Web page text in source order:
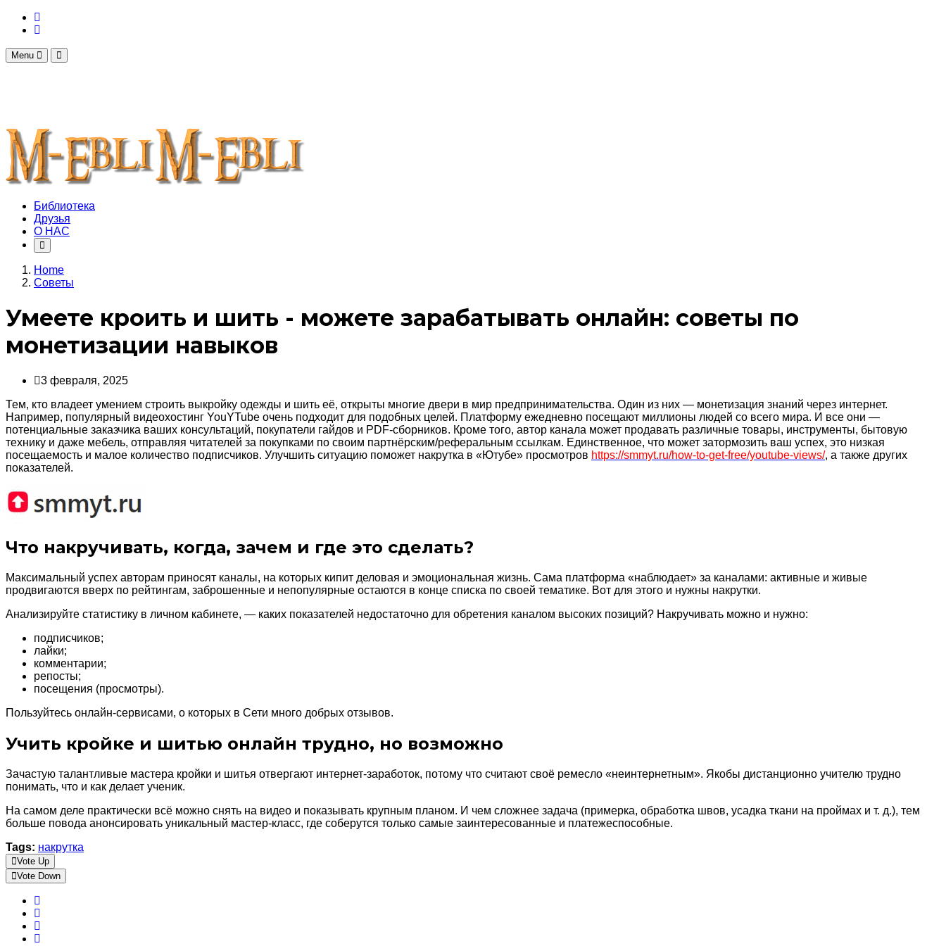
Menu
Библиотека
Друзья
О НАС
Home
Советы
Умеете кроить и шить - можете зарабатывать онлайн: советы по
монетизации навыков
3 февраля, 2025
Тем, кто владеет умением строить выкройку одежды и шить её, открыты многие двери в мир предпринимательства. Один из них — монетизация знаний через интернет.
Например, популярный видеохостинг YouYTube очень подходит для подобных целей. Платформу ежедневно посещают миллионы людей со всего мира. И все они —
потенциальные заказчика ваших консультаций, покупатели гайдов и PDF-сборников. Кроме того, автор канала может продавать различные товары, инструменты, бытовую
технику и даже мебель, отправляя читателей за покупками по своим партнёрским/реферальным ссылкам. Единственное, что может затормозить ваш успех, это низкая
посещаемость и малое количество подписчиков. Улучшить ситуацию поможет накрутка в «Ютубе» просмотров https://smmyt.ru/how-to-get-free/youtube-views/, а также других
показателей.
Что накручивать, когда, зачем и где это сделать?
Максимальный успех авторам приносят каналы, на которых кипит деловая и эмоциональная жизнь. Сама платформа «наблюдает» за каналами: активные и живые
продвигаются вверх по рейтингам, заброшенные и непопулярные остаются в конце списка по своей тематике. Вот для этого и нужны накрутки.
Анализируйте статистику в личном кабинете, — каких показателей недостаточно для обретения каналом высоких позиций? Накручивать можно и нужно:
подписчиков;
лайки;
комментарии;
репосты;
посещения (просмотры).
Пользуйтесь онлайн-сервисами, о которых в Сети много добрых отзывов.
Учить кройке и шитью онлайн трудно, но возможно
Зачастую талантливые мастера кройки и шитья отвергают интернет-заработок, потому что считают своё ремесло «неинтернетным». Якобы дистанционно учителю трудно
понимать, что и как делает ученик.
На самом деле практически всё можно снять на видео и показывать крупным планом. И чем сложнее задача (примерка, обработка швов, усадка ткани на проймах и т. д.), тем
больше повода анонсировать уникальный мастер-класс, где соберутся только самые заинтересованные и платежеспособные.
Tags: накрутка
Vote Up
Vote Down